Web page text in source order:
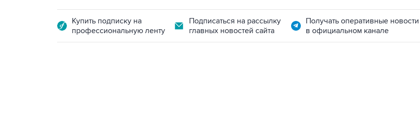
Купить подписку на
профессиональную ленту
Подписаться на рассылку
главных новостей сайта
Получать оперативные новости
в официальном канале